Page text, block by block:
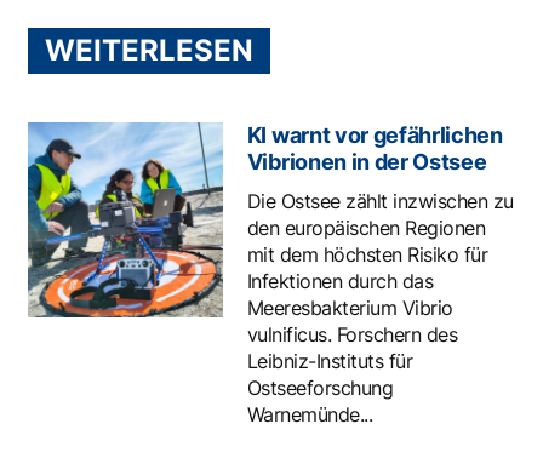
WEITERLESEN
KI warnt vor gefährlichen
Vibrionen in der Ostsee
Die Ostsee zählt inzwischen zu
den europäischen Regionen
mit dem höchsten Risiko für
Infektionen durch das
Meeresbakterium Vibrio
vulnificus. Forschern des
Leibniz-Instituts für
Ostseeforschung
Warnemünde...